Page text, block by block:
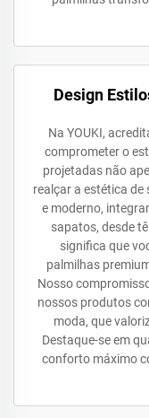
Design
Na YOUKI,
comprometer o
projetadas não
realçar a estética de
e moderno,
sapatos, desde
significa que
palmilhas
Nosso
nossos produtos
moda, que
Destaque-se em
conforto máximo